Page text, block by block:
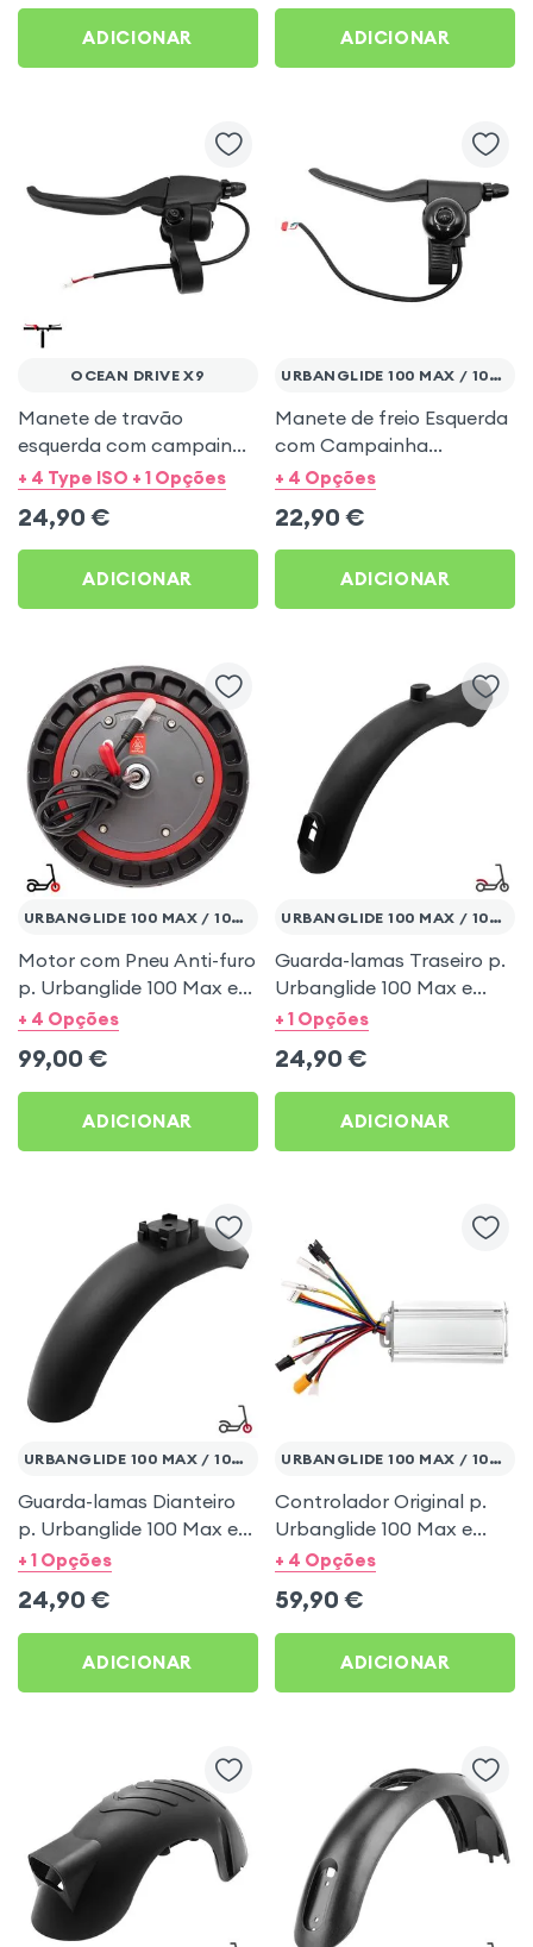
ADICIONAR ADICIONAR
OCEAN DRIVE X9
Manete de travão
esquerda com campainha
para Ocean Drive X9
+ 4 Type ISO + 1 Opções
24,90 €
ADICIONAR
URBANGLIDE 100 MAX / 100 PRO 2
Manete de freio Esquerda
com Campainha
Urbanglide 100 Max /
+ 4 Opções
22,90 €
ADICIONAR
URBANGLIDE 100 MAX / 100 PRO 2
Motor com Pneu Anti-furo
p. Urbanglide 100 Max e
Urbanglide 100 Pro 2
+ 4 Opções
99,00 €
ADICIONAR
URBANGLIDE 100 MAX / 100 PRO 2
Guarda-lamas Traseiro p.
Urbanglide 100 Max e
Urbanglide 100 Pro 2
+ 1 Opções
24,90 €
ADICIONAR
URBANGLIDE 100 MAX / 100 PRO 2
Guarda-lamas Dianteiro
p. Urbanglide 100 Max e
Urbanglide 100 Pro 2
+ 1 Opções
24,90 €
ADICIONAR
URBANGLIDE 100 MAX / 100 PRO 2
Controlador Original p.
Urbanglide 100 Max e
Urbanglide 100 Pro 2
+ 4 Opções
59,90 €
ADICIONAR